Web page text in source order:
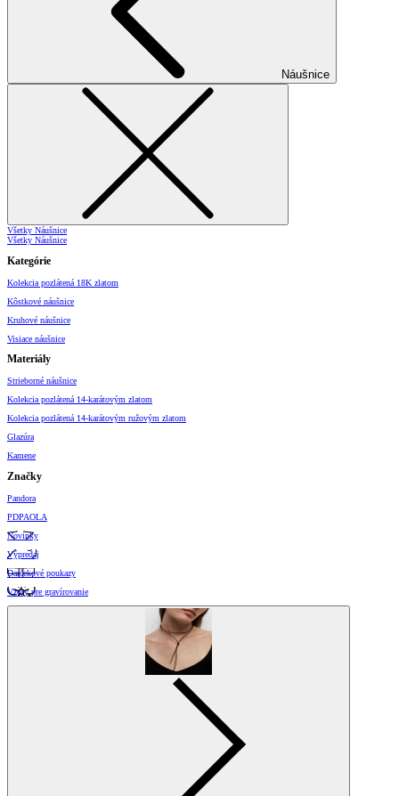
Náušnice
Všetky Náušnice
Všetky Náušnice
Kategórie
Kolekcia pozlátená 18K zlatom
Kôstkové náušnice
Kruhové náušnice
Visiace náušnice
Materiály
Strieborné náušnice
Kolekcia pozlátená 14-karátovým zlatom
Kolekcia pozlátená 14-karátovým ružovým zlatom
Glazúra
Kamene
Značky
Pandora
PDPAOLA
Novinky
Výpredaj
Darčekové poukazy
Vzory pre gravírovanie